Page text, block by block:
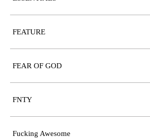
FEATURE
FEAR OF GOD
FNTY
Fucking Awesome